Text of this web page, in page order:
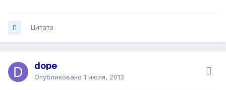
Цитата
dope
Опубликовано 1 июля, 2013